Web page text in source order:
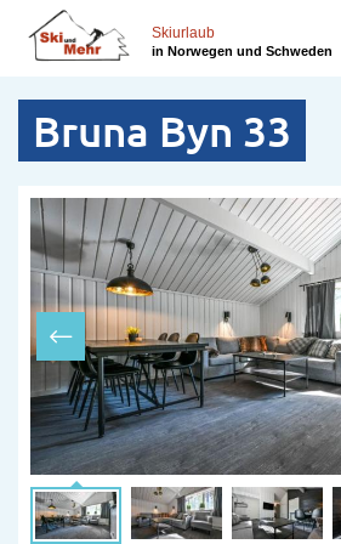
zum
Inhalt
Skiurlaub
in Norwegen und Schweden
Bruna Byn 33